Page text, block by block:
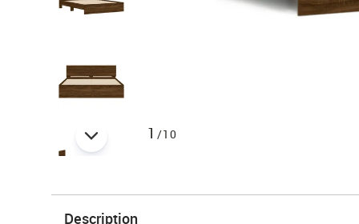
1 /10
Description